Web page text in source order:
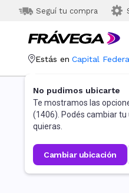
Seguí tu compra
Estás en Capital
No pudimos ubicarte
Te mostramos las
(1406). Podés cambiar
quieras.
cambiar ubicación